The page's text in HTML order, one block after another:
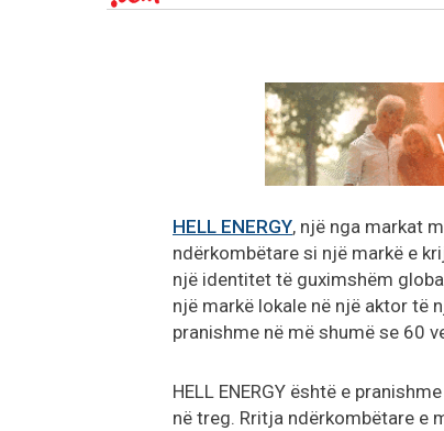
HELL ENERGY, një nga markat
ndërkombëtare si një markë e
një identitet të guximshëm
një markë lokale në një aktor të
pranishme në më shumë se 60
HELL ENERGY është e
në treg. Rritja ndërkombëtare e